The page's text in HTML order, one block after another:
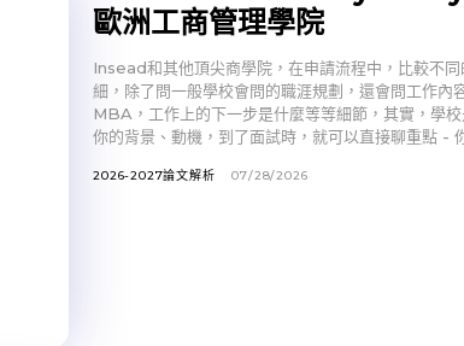
歐洲工商管理學院
Insead和其他頂尖商學院，在申請流程中，比較不
細，除了問一般學校會問的職涯規劃，還會問工作內
MBA，工作上的下一步是什麼等等細節，其實，學
你的背景、動機，到了面試時，就可以直接聊重點 -
2026-2027論文解析 07/28/2026